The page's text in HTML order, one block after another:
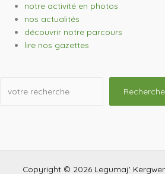
notre activité en photos
nos actualités
découvrir notre parcours
lire nos gazettes
Copyright © 2026 Legumaj'